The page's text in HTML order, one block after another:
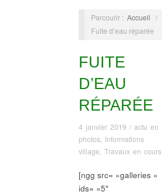
Parcourir : Accueil /
Fuite d’eau réparée
FUITE
D’EAU
RÉPARÉE
4 janvier 2019 / actu en
photos, Informations
village, Travaux en cours
[ngg src= »galleries »
ids= »5″